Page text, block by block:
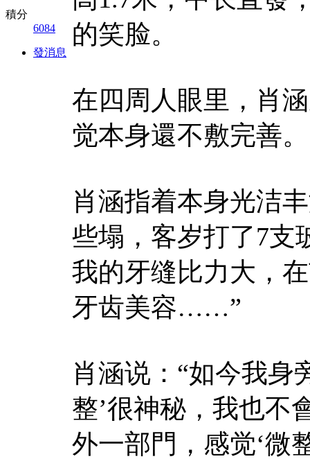
積分
6084
發消息
的笑脸。
在四周人眼里，肖
觉本身還不敷完善。
肖涵指着本身光洁
些塌，客岁打了7支
我的牙缝比力大，
牙齿美容……”
肖涵说：“如今我身
整’很神秘，我也不
外一部門，感觉‘微